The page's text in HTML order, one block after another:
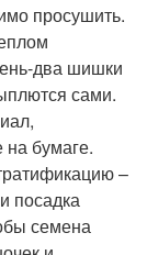
просушить.
два шишки
сами.
бумаге.
–
посадка
семена